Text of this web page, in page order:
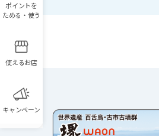
ポイントを
ためる・使う
使えるお店
キャンペーン